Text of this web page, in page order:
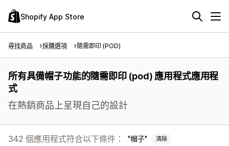
Shopify App Store
尋找商品 採購選項 隨需即印 (POD)
所有具備帽子功能的隨需即印 (pod) 應用程式應用程
式
在熱銷商品上呈現自己的設計
342 個應用程式符合以下條件： 帽子 清除